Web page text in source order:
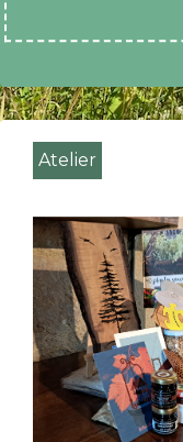
Atelier